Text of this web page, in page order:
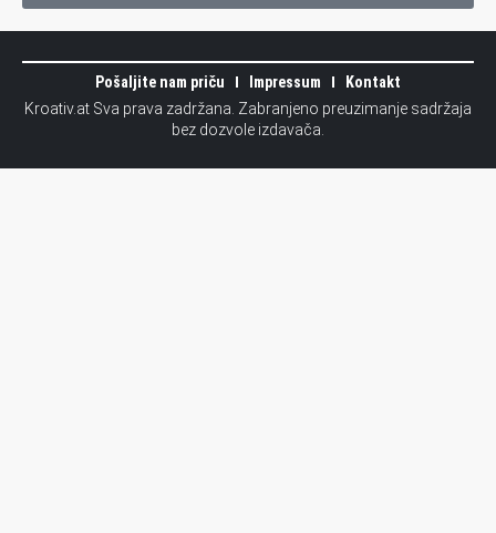
Pošaljite nam priču Impressum
Kontakt
Kroativ.at Sva prava zadržana. Zabranjeno preuzimanje sadržaja
bez dozvole izdavača.